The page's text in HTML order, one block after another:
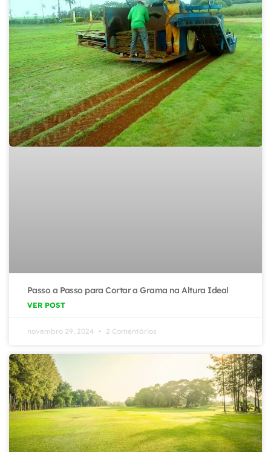
Passo a Passo para Cortar a Grama na Altura Ideal
VER POST
novembro 29, 2024 2 Comentários